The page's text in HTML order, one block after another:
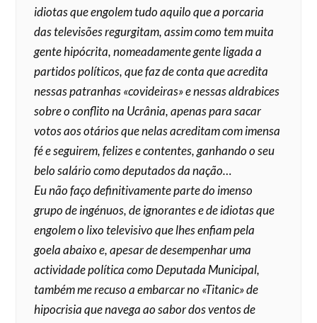
idiotas que engolem tudo aquilo que a porcaria
das televisões regurgitam, assim como tem muita
gente hipócrita, nomeadamente gente ligada a
partidos políticos, que faz de conta que acredita
nessas patranhas «covideiras» e nessas aldrabices
sobre o conflito na Ucrânia, apenas para sacar
votos aos otários que nelas acreditam com imensa
fé e seguirem, felizes e contentes, ganhando o seu
belo salário como deputados da nação…
Eu não faço definitivamente parte do imenso
grupo de ingénuos, de ignorantes e de idiotas que
engolem o lixo televisivo que lhes enfiam pela
goela abaixo e, apesar de desempenhar uma
actividade política como Deputada Municipal,
também me recuso a embarcar no «Titanic» de
hipocrisia que navega ao sabor dos ventos de